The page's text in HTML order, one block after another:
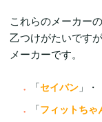
これらのメーカー
乙つけがたいです
メーカーです。
「セイバン 」
「フィットちゃ